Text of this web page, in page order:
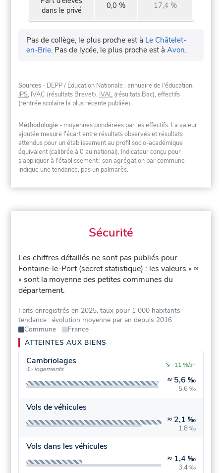
dans le privé
0,0 % 17,4 %
Pas de collège, le plus proche est à Le Châtelet-
en-Brie. Pas de lycée, le plus proche est àAvon.
Sources - DEPP / Éducation Nationale : annuaire de l'éducation,
IPS, IVAC (résultats Brevet), IVAL (résultats Bac), effectifs
(rentrée scolaire la plus récente publiée).
Méthodologie - moyennes pondérées par les effectifs. La valeur
ajoutée mesure l'écart entre résultats observés et résultats
attendus pour un établissement au profil socio-académique
équivalent (calibrée à 0 au national). Indicateur conçu pour
s'appliquer à l'établissement ; son agrégation par commune
indique une tendance, pas un palmarès.
Sécurité
Les chiffres détaillés ne sont pas publiés pour
Fontaine-le-Port (secret statistique) : les valeurs « ≈
» sont la moyenne des petites communes du
département.
Faits enregistrés en 2025, taux pour 1 000 habitants ·
tendance : évolution moyenne par an depuis 2016
Commune
France
ATTEINTES AUX BIENS
Cambriolages
‰ logements
≈ 5,6 ‰
5,6 ‰
↘ -11 %/an
Vols de véhicules
≈ 2,1 ‰
1,8 ‰
Vols dans les véhicules
≈ 1,4 ‰
3,4 ‰